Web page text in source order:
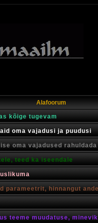
Alafoorum
kõige tugevam
oma vajadusi ja puudusi
oma vajadused rahuldada
teed ka iseendale
parameetrit, hinnangut
teeme muudatuse,